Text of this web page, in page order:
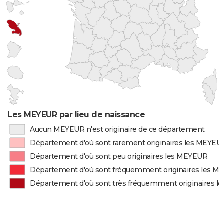
Les MEYEUR par lieu de naissance
Aucun MEYEUR n'est originaire de ce département
Département d'où sont rarement originaires les
Département d'où sont peu originaires les MEYEUR
Département d'où sont fréquemment originaires les
Département d'où sont très fréquemment originaires